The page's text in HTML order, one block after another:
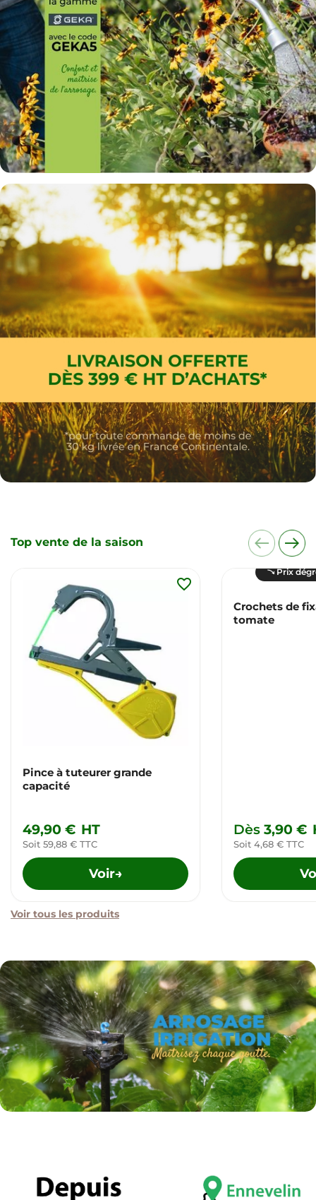
Top vente de la saison
Pince à tuteurer grande
capacité
49,90 € HT
Soit 59,88 € TTC
Voir→
favorite_border
Prix
Crochets de
tomate
Dès 3,90 €
Soit 4,68 € TTC
Voir tous les produits